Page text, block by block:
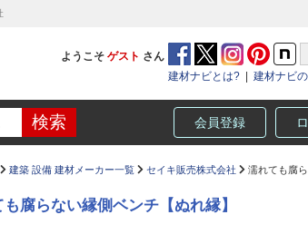
ようこそ ゲスト さん
建材ナビとは?
建材ナビ
会員登録
建築 設備 建材メーカー一覧 セイキ販売株式会社 濡れても腐
腐らない縁側ベンチ【ぬれ縁】